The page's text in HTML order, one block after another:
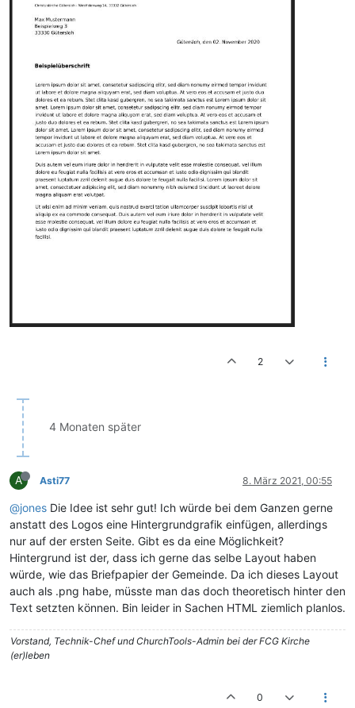
2
4 Monaten später
A Asti77 8. März 2021, 00:55
@jones Die Idee ist sehr gut! Ich würde bei dem Ganzen gerne
anstatt des Logos eine Hintergrundgrafik einfügen, allerdings
nur auf der ersten Seite. Gibt es da eine Möglichkeit?
Hintergrund ist der, dass ich gerne das selbe Layout haben
würde, wie das Briefpapier der Gemeinde. Da ich dieses Layout
auch als .png habe, müsste man das doch theoretisch hinter den
Text setzten können. Bin leider in Sachen HTML ziemlich planlos.
Vorstand, Technik-Chef und ChurchTools-Admin bei der FCG Kirche
(er)leben
0